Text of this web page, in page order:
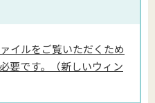
イルをご覧いただくため
要です。（新しいウィン